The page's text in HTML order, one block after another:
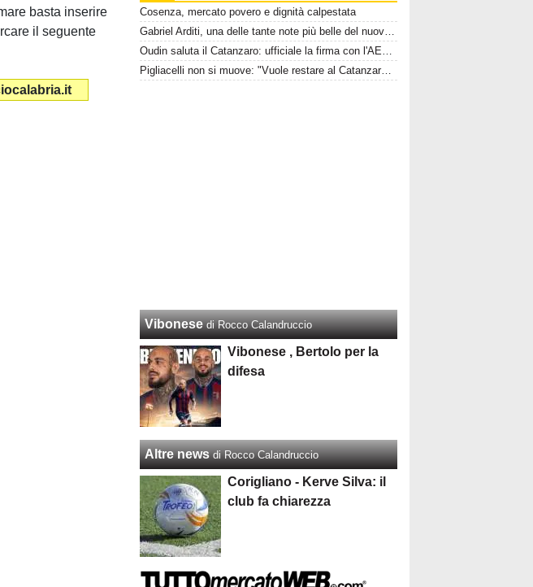
basta inserire
il seguente
Cosenza, mercato povero e dignità calpestata
Gabriel Arditi, una delle tante note più belle del nuovo Catanzaro
Oudin saluta il Catanzaro: ufficiale la firma con l'AEL Limassol
Pigliacelli non si muove: "Vuole restare al Catanzaro a lungo, rifiutate Serie A e B"
Vibonese di Rocco Calandruccio
Vibonese , Bertolo per la
difesa
Altre news di Rocco Calandruccio
Corigliano - Kerve Silva: il
club fa chiarezza